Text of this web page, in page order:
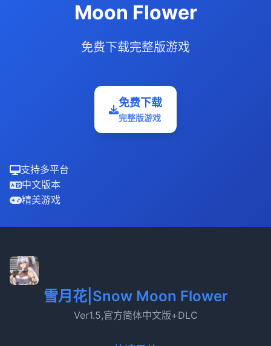
Moon Flower
免费下载完整版游戏
免费下载
完整版游戏
支持多平台
中文版本
精美游戏
雪月花|Snow Moon Flower
Ver1.5,官方简体中文版+DLC